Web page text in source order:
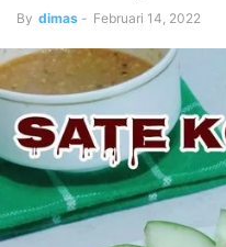
By dimas - Februari 14, 2022